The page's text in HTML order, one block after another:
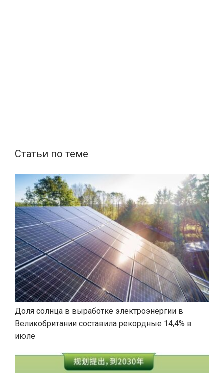
Статьи по теме
Доля солнца в выработке электроэнергии в
Великобритании составила рекордные 14,4% в
июле